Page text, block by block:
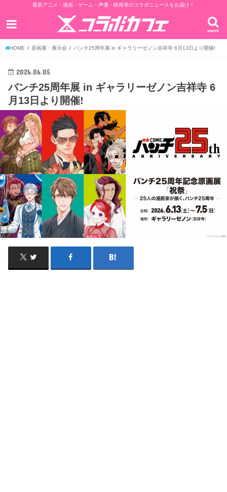
最新アニメ・漫画・ゲーム・声優・映画等のコラボニュースをお届け！
search
HOME 原画展・展示会 バンチ25周年展 in ギャラリーゼノン吉祥寺 6月13日より開催!
2026.06.05
バンチ25周年展 in ギャラリーゼノン吉祥寺 6
月13日より開催!